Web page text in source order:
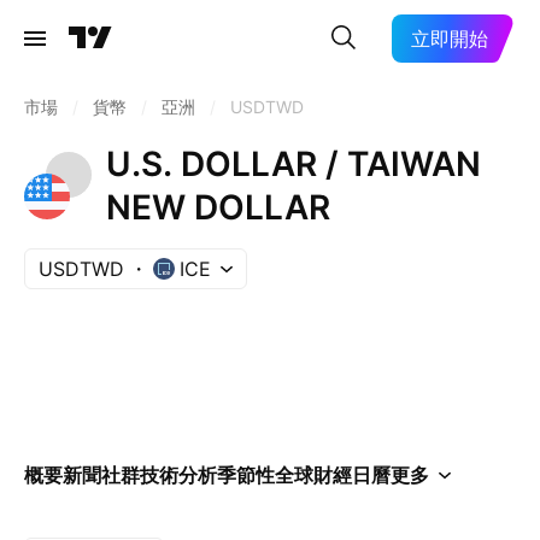
立即開始
市場 貨幣 亞洲 USDTWD
U.S. DOLLAR / TAIWAN
NEW DOLLAR
USDTWD ICE
概要新聞社群技術分析季節性全球財經日曆更多